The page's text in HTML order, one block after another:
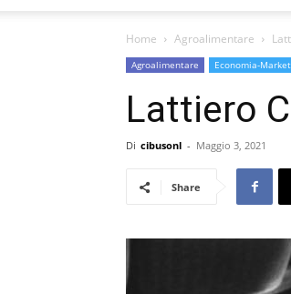
Home Agroalimentare
Agroalimentare Economia-
Lattiero
Di cibusonl - Maggio 3, 2021
Share